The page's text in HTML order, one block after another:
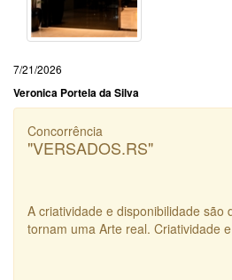
7/21/2026
Veronica Portela da Silva
Concorrência
"VERSADOS.RS"
A criatividade e disponibilidade são
tornam uma Arte real. Criatividade